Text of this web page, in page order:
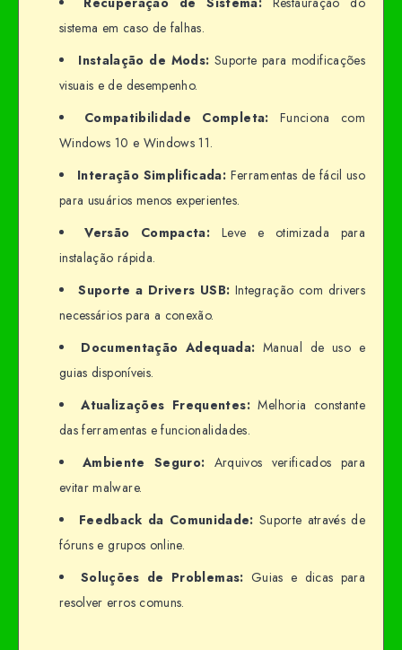
sistema em caso de falhas.
Instalação de Mods: Suporte para modificações
visuais e de desempenho.
Compatibilidade Completa: Funciona com
Windows 10 e Windows 11.
Interação Simplificada: Ferramentas de fácil uso
para usuários menos experientes.
Versão Compacta: Leve e otimizada para
instalação rápida.
Suporte a Drivers USB: Integração com drivers
necessários para a conexão.
Documentação Adequada: Manual de uso e
guias disponíveis.
Atualizações Frequentes:Melhoria constante
das ferramentas e funcionalidades.
Ambiente Seguro: Arquivos verificados para
evitar malware.
Feedback da Comunidade: Suporte através de
fóruns e grupos online.
Soluções de Problemas: Guias e dicas para
resolver erros comuns.